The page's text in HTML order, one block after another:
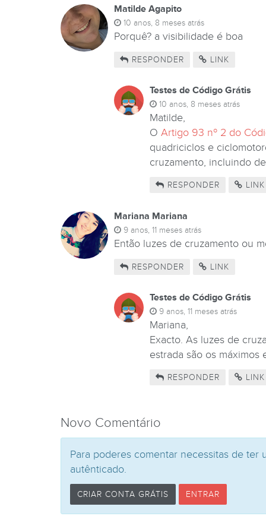
Matilde Agapito
10 anos, 8 meses atrás
Porquê? a visibilidade é boa
RESPONDER LINK
Testes de Código Grátis
10 anos, 8 meses atrás
Matilde,
O Artigo 93 nº 2 do
quadriciclos e
cruzamento, incluindo
RESPONDER LINK
Mariana Mariana
9 anos, 11 meses atrás
Então luzes de cruzamento ou
RESPONDER LINK
Testes de Código Grátis
9 anos, 11 meses atrás
Mariana,
Exacto. As luzes de
estrada são os máximos
RESPONDER LINK
Novo Comentário
Para poderes comentar necessitas de
autênticado.
CRIAR CONTA GRÁTIS ENTRAR